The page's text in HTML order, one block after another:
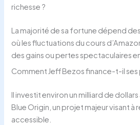
richesse ?
La majorité de sa fortune dépend
où les fluctuations du cours
des gains ou pertes spectaculaires
Comment Jeff Bezos finance-t-il ses
Il investit environ un milliard de
Blue Origin, un projet majeur visant à
accessible.